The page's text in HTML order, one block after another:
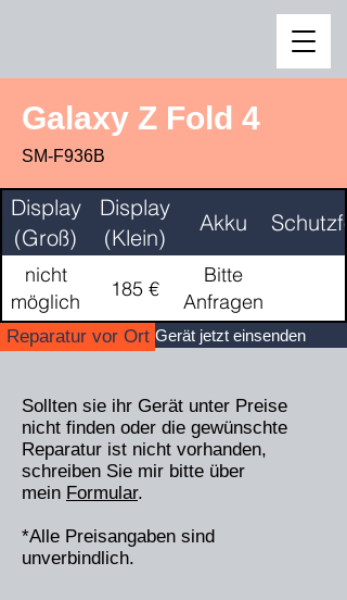
Galaxy Z Fold 4
SM-F936B
Display
(Groß)
Display
(Klein)
Akku
nicht
möglich
185 €
Bitte
Anfragen
Reparatur vor Ort Gerät jetzt einsenden
Sollten sie ihr Gerät unter Preise
nicht finden oder die gewünschte
Reparatur ist nicht vorhanden,
schreiben Sie mir bitte über
mein Formular​.
*Alle Preisangaben sind
unverbindlich.